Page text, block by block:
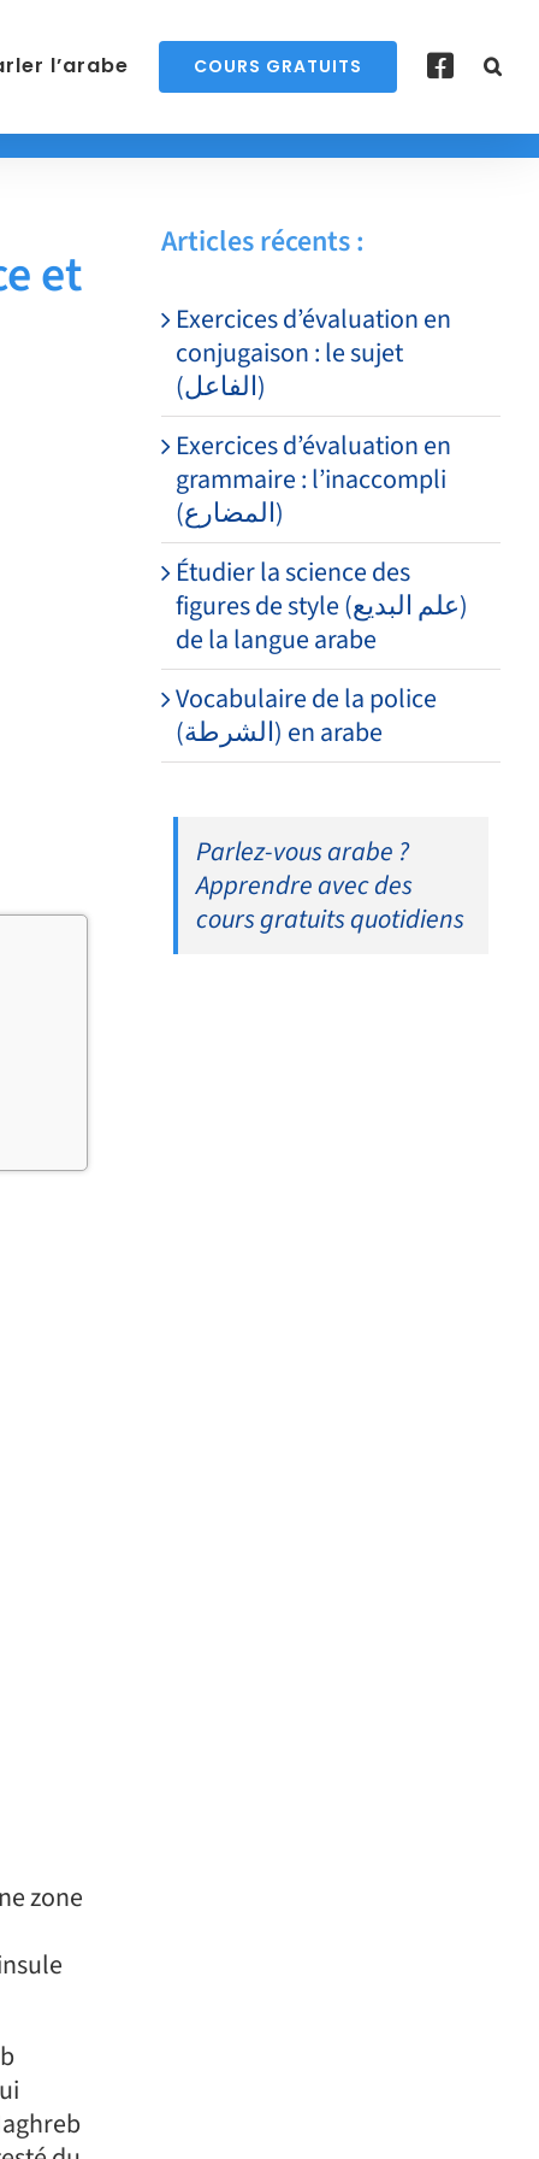
l’arabe COURS GRATUITS
et Articles récents :
Exercices d’évaluation en
conjugaison : le sujet
(الفاعل)
Exercices d’évaluation en
grammaire : l’inaccompli
(المضارع)
Étudier la science des
figures de style (علم البديع)
de la langue arabe
Vocabulaire de la police
(الشرطة) en arabe
Parlez-vous arabe ?
Apprendre avec des
cours gratuits quotidiens